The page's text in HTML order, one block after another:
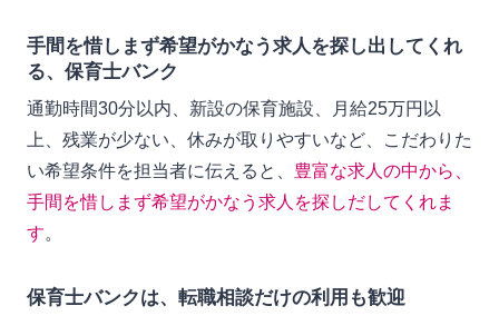
手間を惜しまず希望がかなう求人を探し出してくれ
る、保育士バンク
通勤時間30分以内、新設の保育施設、月給25万円以
上、残業が少ない、休みが取りやすいなど、こだわりた
い希望条件を担当者に伝えると、 豊富な求人の中から、
手間を惜しまず希望がかなう求人を探しだしてくれま
す。
保育士バンクは、転職相談だけの利用も歓迎